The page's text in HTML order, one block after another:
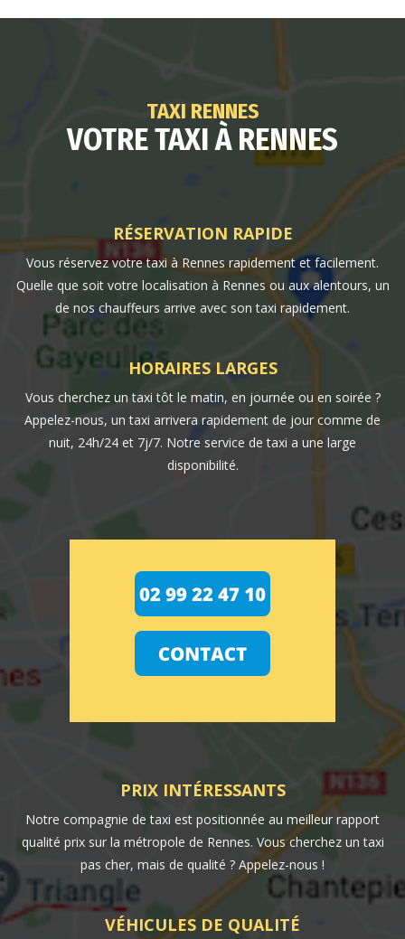
TAXI RENNES
VOTRE TAXI À RENNES
RÉSERVATION RAPIDE
Vous réservez votre taxi à Rennes rapidement et facilement.
Quelle que soit votre localisation à Rennes ou aux alentours, un
de nos chauffeurs arrive avec son taxi rapidement.
HORAIRES LARGES
Vous cherchez un taxi tôt le matin, en journée ou en soirée ?
Appelez-nous, un taxi arrivera rapidement de jour comme de
nuit, 24h/24 et 7j/7. Notre service de taxi a une large
disponibilité.
PRIX INTÉRESSANTS
Notre compagnie de taxi est positionnée au meilleur rapport
qualité prix sur la métropole de Rennes. Vous cherchez un taxi
pas cher, mais de qualité ? Appelez-nous !
VÉHICULES DE QUALITÉ